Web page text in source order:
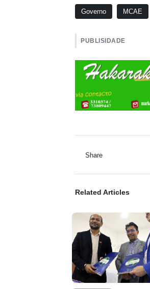
Governo MCAE
PUBLISIDADE
Share
Related Articles